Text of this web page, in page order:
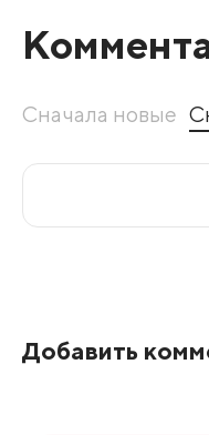
Сначала новые
Добавить